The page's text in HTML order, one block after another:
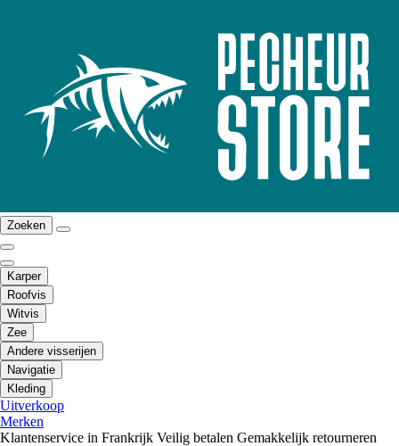
Zoeken
Karper
Roofvis
Witvis
Zee
Andere visserijen
Navigatie
Kleding
Uitverkoop
Merken
Klantenservice in Frankrijk Veilig betalen Gemakkelijk retourneren